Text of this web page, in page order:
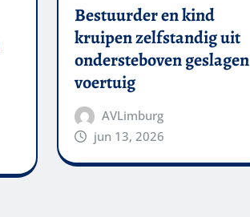
Bestuurder en kind
kruipen zelfstandig uit
ondersteboven geslagen
voertuig
AVLimburg
jun 13, 2026